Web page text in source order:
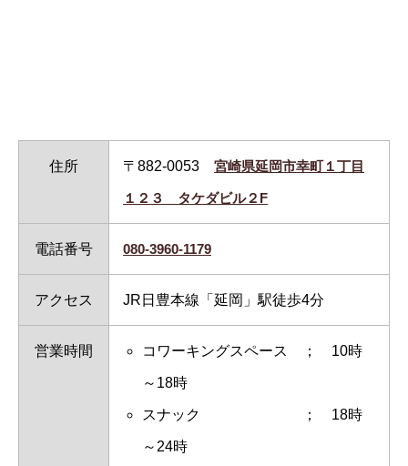
住所 〒882-0053 宮崎県延岡市幸町１丁目
１２３ タケダビル２F
電話番号 080-3960-1179
アクセス JR日豊本線「延岡」駅徒歩4分
営業時間 コワーキングスペース ； 10時
～18時
スナック ； 18時
～24時